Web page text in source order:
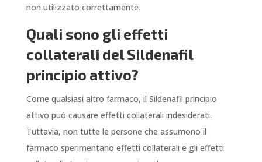
non utilizzato correttamente.
Quali sono gli effetti
collaterali del Sildenafil
principio attivo?
Come qualsiasi altro farmaco, il Sildenafil principio
attivo può causare effetti collaterali indesiderati.
Tuttavia, non tutte le persone che assumono il
farmaco sperimentano effetti collaterali e gli effetti